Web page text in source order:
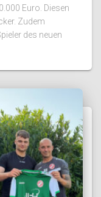
Euro. Diesen
Zudem
des neuen